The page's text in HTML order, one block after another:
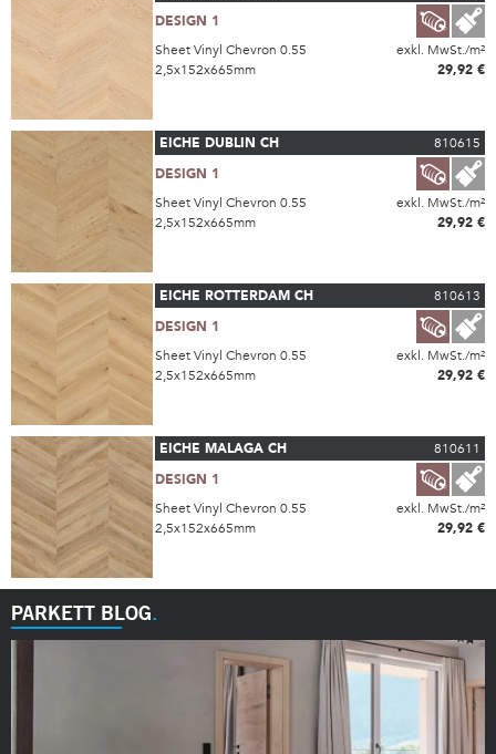
DESIGN 1
Sheet Vinyl Chevron 0.55
exkl. MwSt./m²
2,5x152x665mm
29,92 €
EICHE DUBLIN CH
810615
DESIGN 1
Sheet Vinyl Chevron 0.55
exkl. MwSt./m²
2,5x152x665mm
29,92 €
EICHE ROTTERDAM CH
810613
DESIGN 1
Sheet Vinyl Chevron 0.55
exkl. MwSt./m²
2,5x152x665mm
29,92 €
EICHE MALAGA CH
810611
DESIGN 1
Sheet Vinyl Chevron 0.55
exkl. MwSt./m²
2,5x152x665mm
29,92 €
PARKETT BLOG